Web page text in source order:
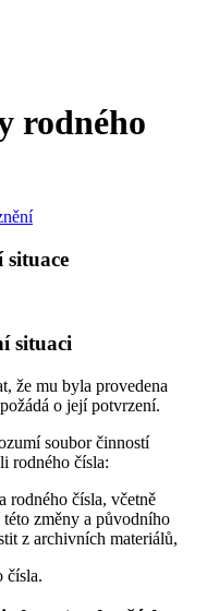
rodného
situace
situaci
že mu byla provedena
o její potvrzení.
soubor činností
rodného čísla:
rodného čísla, včetně
změny a původního
z archivních materiálů,
čísla.